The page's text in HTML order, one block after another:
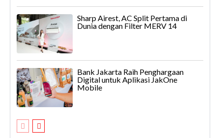
Sharp Airest, AC Split Pertama di
Dunia dengan Filter MERV 14
Bank Jakarta Raih Penghargaan
Digital untuk Aplikasi JakOne
Mobile